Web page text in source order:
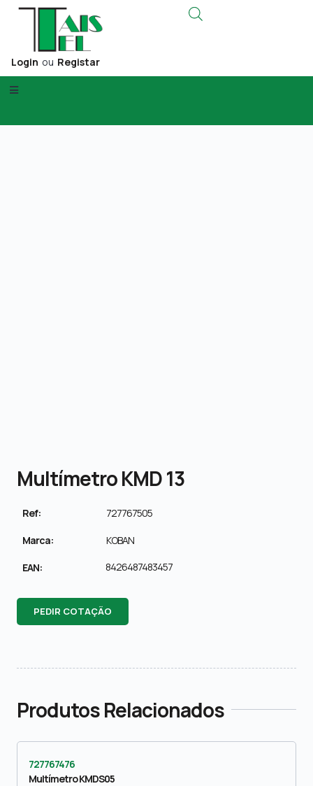
Login ou Registar
Multímetro KMD 13
Ref: 727767505
Marca: KOBAN
EAN: 8426487483457
PEDIR COTAÇÃO
Produtos Relacionados
727767476
Multímetro KMDS05